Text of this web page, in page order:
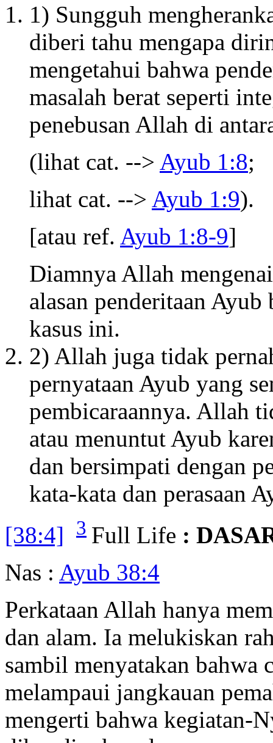
1) Sungguh
diberi tahu mengapa
mengetahui bahwa
masalah berat seperti
penebusan Allah di
(lihat cat. --> Ayub 1:8;
lihat cat. --> Ayub 1:9).
[atau ref. Ayub 1:8-9]
Diamnya Allah
alasan penderitaan
kasus ini.
2) Allah juga tidak
pernyataan Ayub yang
pembicaraannya. Allah
atau menuntut Ayub
dan bersimpati dengan
kata-kata dan perasaan
[38:4]
3 Full Life :
Nas : Ayub 38:4
Perkataan Allah hanya
dan alam. Ia melukiskan
sambil menyatakan bahwa
melampaui jangkauan
mengerti bahwa kegiatan-